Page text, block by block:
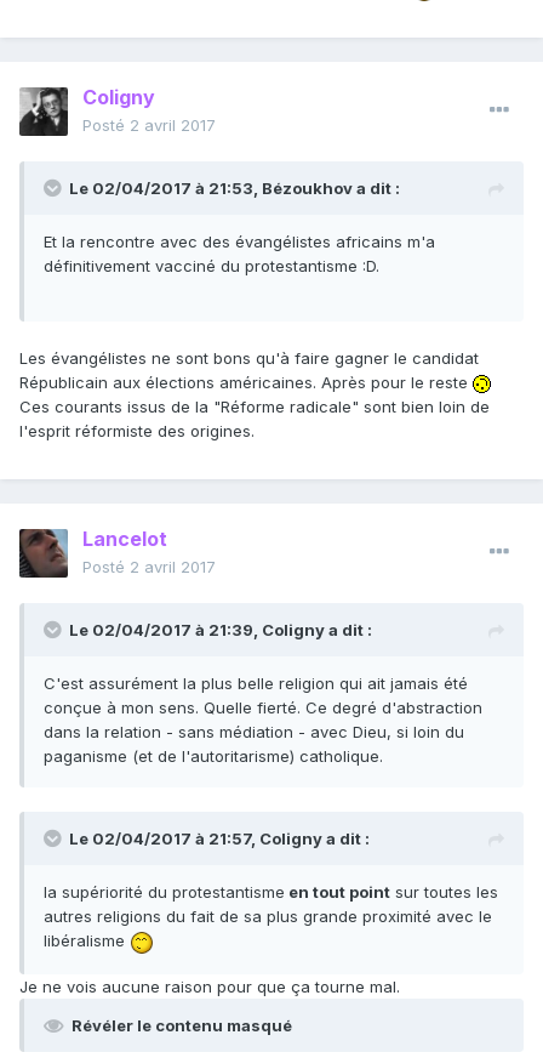
Coligny
Posté 2 avril 2017
Le 02/04/2017 à 21:53, Bézoukhova dit :
Et la rencontre avec des évangélistes africains m'a
définitivement vacciné du protestantisme :D.
Les évangélistes ne sont bons qu'à faire gagner le candidat
Républicain aux élections américaines. Après pour le reste
Ces courants issus de la "Réforme radicale" sont bien loin de
l'esprit réformiste des origines.
Lancelot
Posté 2 avril 2017
Le 02/04/2017 à 21:39, Colignya dit :
C'est assurément la plus belle religion qui ait jamais été
conçue à mon sens. Quelle fierté. Ce degré d'abstraction
dans la relation - sans médiation - avec Dieu, si loin du
paganisme (et de l'autoritarisme) catholique.
Le 02/04/2017 à 21:57, Colignya dit :
la supériorité du protestantisme en tout point sur toutes les
autres religions du fait de sa plus grande proximité avec le
libéralisme
Je ne vois aucune raison pour que ça tourne mal.
Révéler le contenu masqué